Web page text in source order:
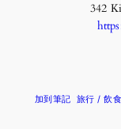
342
加到筆記 旅行 / 飲